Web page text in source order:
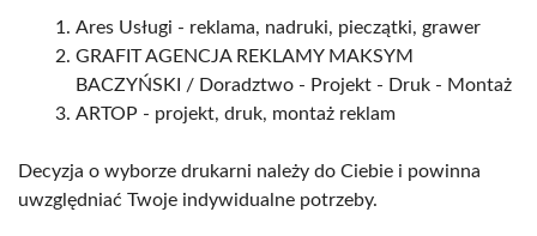
Ares Usługi - reklama, nadruki, pieczątki, grawer
GRAFIT AGENCJA REKLAMY MAKSYM
BACZYŃSKI / Doradztwo - Projekt - Druk - Montaż
ARTOP - projekt, druk, montaż reklam
Decyzja o wyborze drukarni należy do Ciebie i powinna
uwzględniać Twoje indywidualne potrzeby.